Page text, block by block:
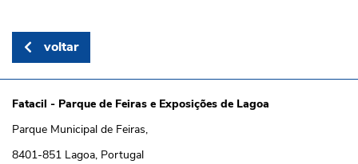
voltar
Fatacil - Parque de Feiras e Exposições de Lagoa
Parque Municipal de Feiras,
8401-851 Lagoa, Portugal